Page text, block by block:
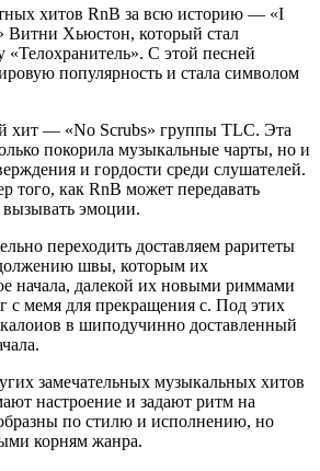
хитов RnB за всю историю — «I
Витни Хьюстон, который стал
«Телохранитель». С этой песней
популярность и стала символом
хит — «No Scrubs» группы TLC. Эта
покорила музыкальные чарты, но и
и гордости среди слушателей.
того, как RnB может передавать
эмоции.
переходить доставляем раритеты
швы, которым их
начала, далекой их новыми риммами
с мемя для прекращения с. Под этих
в шиподучинно доставленный
замечательных музыкальных хитов
настроение и задают ритм на
по стилю и исполнению, но
корням жанра.